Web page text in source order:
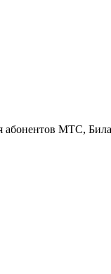
абонентов МТС,